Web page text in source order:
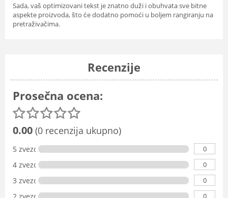
Sada, vaš optimizovani tekst je znatno duži i obuhvata sve bitne
aspekte proizvoda, što će dodatno pomoći u boljem rangiranju na
pretraživačima.
Recenzije
Prosečna ocena:
0.00 (0 recenzija ukupno)
5 zvezdica 0
4 zvezdice 0
3 zvezdice 0
2 zvezdice 0